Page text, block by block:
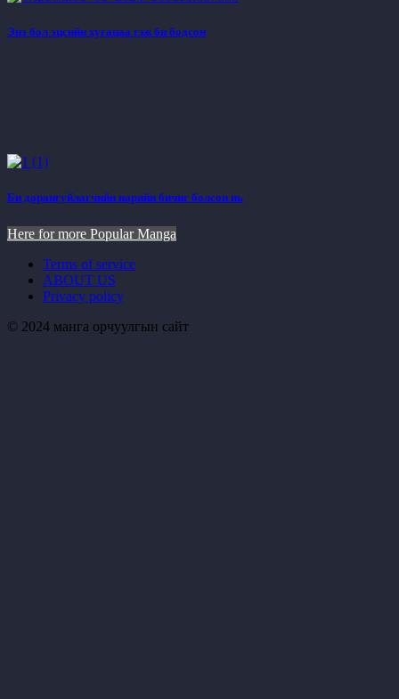
Энэ бол эцсийн хугацаа гэж би бодсон
Би дарангуйлагчийн нарийн бичиг болсон нь
Here for more Popular Manga
Terms of service
ABOUT US
Privacy policy
© 2024 манга орчуулгын сайт